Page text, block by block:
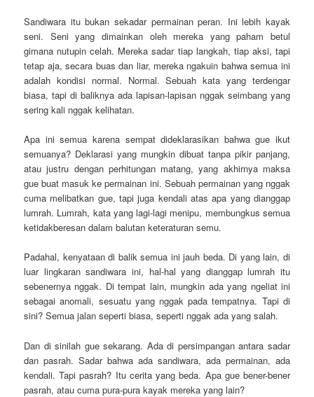
Sandiwara itu bukan sekadar permainan peran. Ini lebih kayak
seni. Seni yang dimainkan oleh mereka yang paham betul
gimana nutupin celah. Mereka sadar tiap langkah, tiap aksi, tapi
tetap aja, secara buas dan liar, mereka ngakuin bahwa semua ini
adalah kondisi normal. Normal. Sebuah kata yang terdengar
biasa, tapi di baliknya ada lapisan-lapisan nggak seimbang yang
sering kali nggak kelihatan.
Apa ini semua karena sempat dideklarasikan bahwa gue ikut
semuanya? Deklarasi yang mungkin dibuat tanpa pikir panjang,
atau justru dengan perhitungan matang, yang akhirnya maksa
gue buat masuk ke permainan ini. Sebuah permainan yang nggak
cuma melibatkan gue, tapi juga kendali atas apa yang dianggap
lumrah. Lumrah, kata yang lagi-lagi menipu, membungkus semua
ketidakberesan dalam balutan keteraturan semu.
Padahal, kenyataan di balik semua ini jauh beda. Di yang lain, di
luar lingkaran sandiwara ini, hal-hal yang dianggap lumrah itu
sebenernya nggak. Di tempat lain, mungkin ada yang ngeliat ini
sebagai anomali, sesuatu yang nggak pada tempatnya. Tapi di
sini? Semua jalan seperti biasa, seperti nggak ada yang salah.
Dan di sinilah gue sekarang. Ada di persimpangan antara sadar
dan pasrah. Sadar bahwa ada sandiwara, ada permainan, ada
kendali. Tapi pasrah? Itu cerita yang beda. Apa gue bener-bener
pasrah, atau cuma pura-pura kayak mereka yang lain?